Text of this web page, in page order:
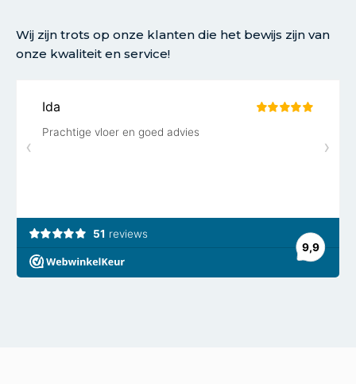
Wij zijn trots op onze klanten die het bewijs zijn van
onze kwaliteit en service!